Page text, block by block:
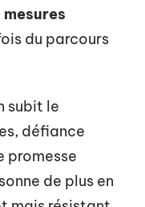
du parcours
subit le
défiance
promesse
de plus en